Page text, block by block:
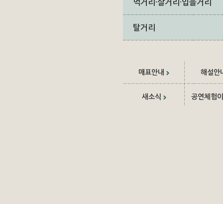
먹거리·살거리·입을거리
탈거리
매표안내 해설안
새소식 공연체험